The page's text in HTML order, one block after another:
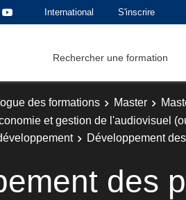
International S'inscrire
Rechercher une formation
des formations Master
et gestion de l'audiovisuel
Développement
des